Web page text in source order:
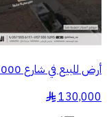
أرض للبيع في شارع 0000, حي الأمل, مدينة البكيريه, منطقة القصيم
130,000
§